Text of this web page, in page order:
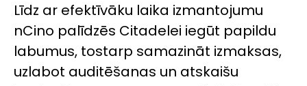
Līdz ar efektīvāku laika izmantojumu
nCino palīdzēs Citadelei iegūt papildu
labumus, tostarp samazināt izmaksas,
uzlabot auditēšanas un atskaišu